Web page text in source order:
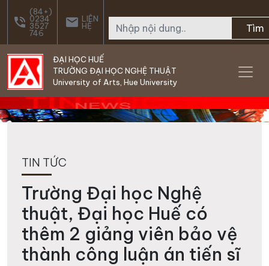
Skip to main content
phone_in_talk
(84+)
0234
3527
746
email LIÊN
HỆ Tìm
ĐẠI HỌC HUẾ
TRƯỜNG ĐẠI HỌC NGHỆ THUẬT
University of Arts, Hue University
TIN TỨC
Trường Đại học Nghệ
thuật, Đại học Huế có
thêm 2 giảng viên bảo vệ
thành công luận án tiến sĩ